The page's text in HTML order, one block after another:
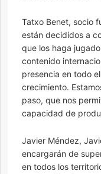
Tatxo Benet, socio
están decididos a
que los haga
contenido
presencia en todo
crecimiento.
paso, que nos
capacidad de
Javier Méndez,
encargarán de
en todos los